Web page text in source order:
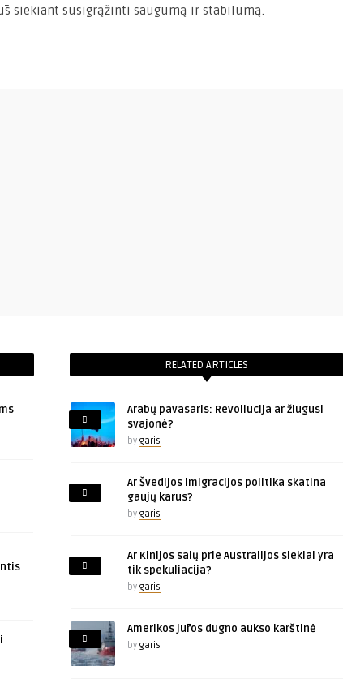
siekiant susigrąžinti saugumą ir stabilumą.
RELATED ARTICLES
Arabų pavasaris: Revoliucija ar žlugusi
svajonė?
by garis
Ar Švedijos imigracijos politika skatina
gaujų karus?
by garis
Ar Kinijos salų prie Australijos siekiai yra
tik spekuliacija?
by garis
Amerikos jūros dugno aukso karštinė
by garis